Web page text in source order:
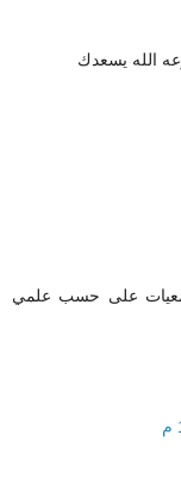
الله يسعدك
على حسب علمي